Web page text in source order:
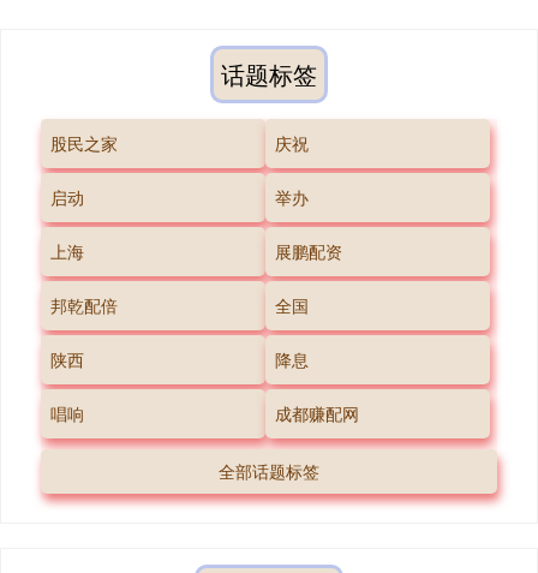
话题标签
股民之家 庆祝
启动 举办
上海 展鹏配资
邦乾配倍 全国
陕西 降息
唱响 成都赚配网
全部话题标签